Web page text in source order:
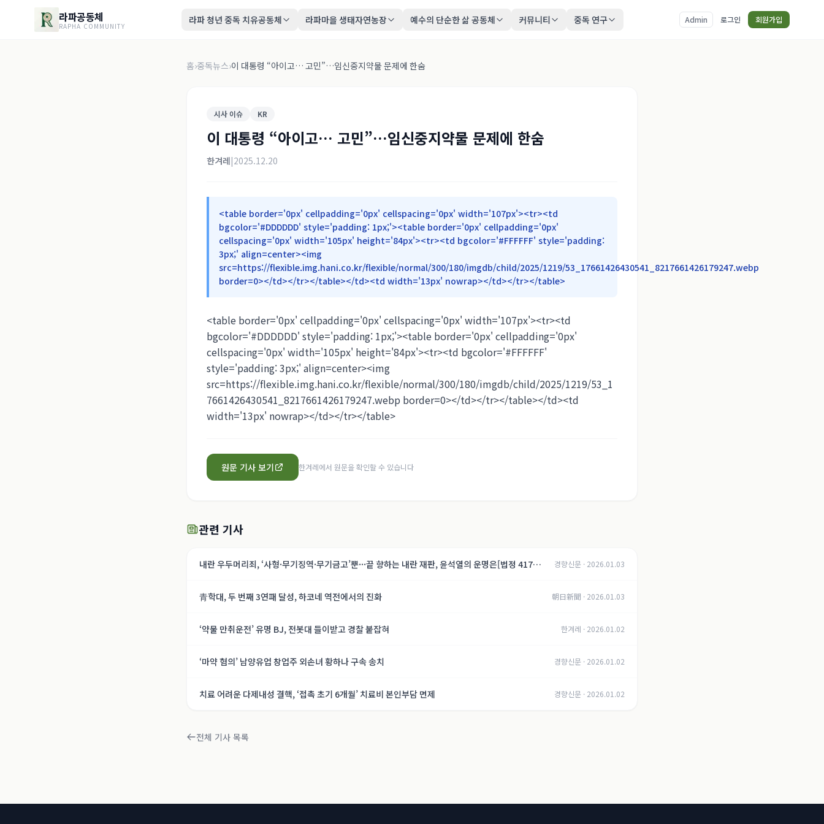
라파공동체
RAPHA COMMUNITY
라파 청년 중독 치유공동체 라파마을 생태자연농장 예수의 단순한 삶 공동체 커뮤니티 중독 연구 Admin 로그인 회원가입
홈›중독뉴스›이 대통령 “아이고… 고민”…임신중지약물 문제에 한숨
시사 이슈 KR
이 대통령 “아이고… 고민”…임신중지약물 문제에 한숨
한겨레|2025.12.20
<table border='0px' cellpadding='0px' cellspacing='0px' width='107px'><tr><td
bgcolor='#DDDDDD' style='padding: 1px;'><table border='0px' cellpadding='0px'
cellspacing='0px' width='105px' height='84px'><tr><td bgcolor='#FFFFFF' style='padding:
3px;' align=center><img
src=https://flexible.img.hani.co.kr/flexible/normal/300/180/imgdb/child/2025/1219/53_17661426430541_8217661426179247.webp
border=0></td></tr></table></td><td width='13px' nowrap></td></tr></table>
<table border='0px' cellpadding='0px' cellspacing='0px' width='107px'><tr><td
bgcolor='#DDDDDD' style='padding: 1px;'><table border='0px' cellpadding='0px'
cellspacing='0px' width='105px' height='84px'><tr><td bgcolor='#FFFFFF'
style='padding: 3px;' align=center><img
src=https://flexible.img.hani.co.kr/flexible/normal/300/180/imgdb/child/2025/1219/53_1
7661426430541_8217661426179247.webp border=0></td></tr></table></td><td
width='13px' nowrap></td></tr></table>
원문 기사 보기 한겨레에서 원문을 확인할 수 있습니다
관련 기사
내란 우두머리죄, ‘사형·무기징역·무기금고’뿐···끝 향하는 내란 재판, 윤석열의 운명은[법정 417
경향신문 · 2026.01.03
青학대, 두 번째 3연패 달성, 하코네 역전에서의 진화 朝日新聞 · 2026.01.03
‘약물 만취운전’ 유명 BJ, 전봇대 들이받고 경찰 붙잡혀 한겨레 · 2026.01.02
‘마약 혐의’ 남양유업 창업주 외손녀 황하나 구속 송치 경향신문 · 2026.01.02
치료 어려운 다제내성 결핵, ‘접촉 초기 6개월’ 치료비 본인부담 면제 경향신문 · 2026.01.02
전체 기사 목록